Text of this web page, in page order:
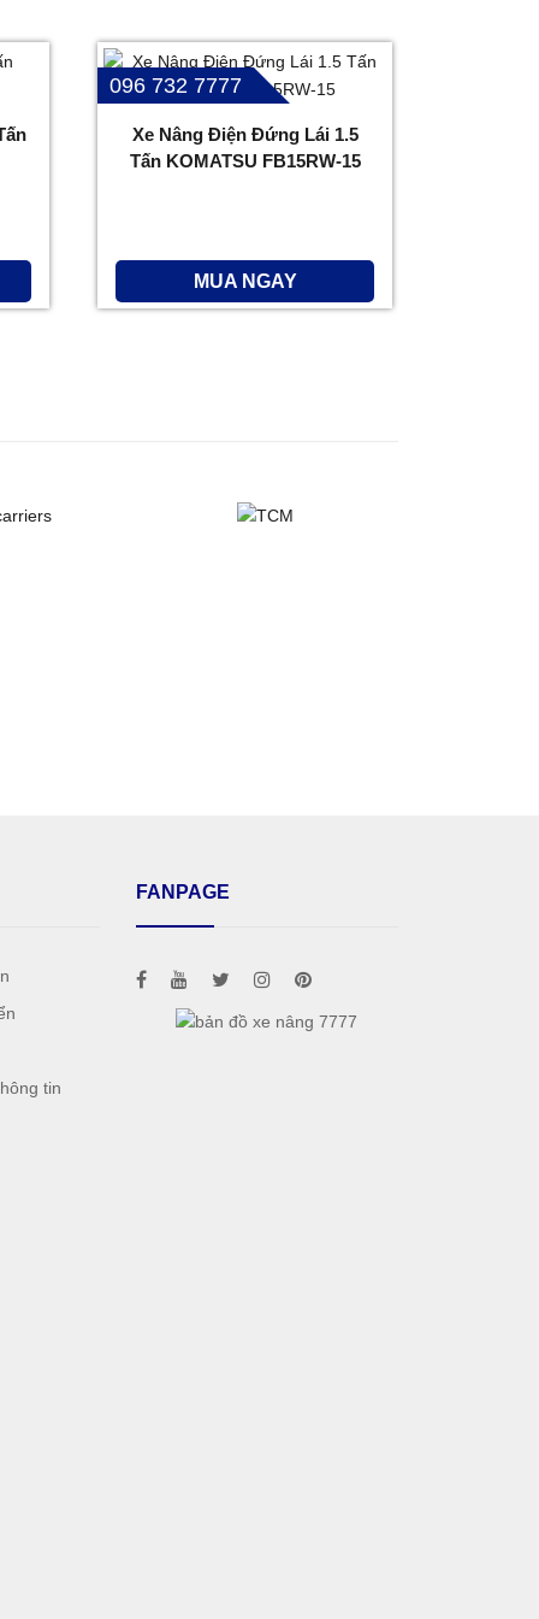
096 732 7777
Xe Nâng Điện Đứng Lái 1.5
Tấn KOMATSU FB15RW-15
MUA NGAY
tin
FANPAGE